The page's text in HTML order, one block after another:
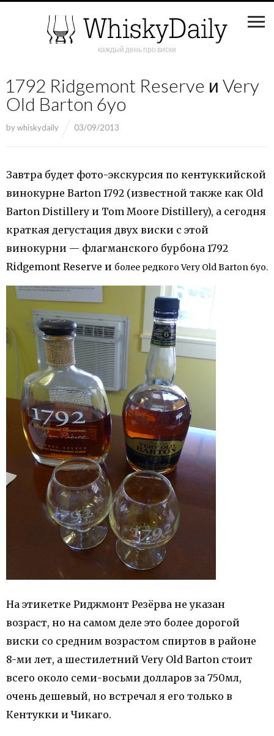
каждый день про виски
1792 Ridgemont Reserve и Very
Old Barton 6yo
bywhiskydaily 03/09/2013
Завтра будет фото-экскурсия по кентуккийской
винокурне Barton 1792 (известной также как Old
Barton Distillery и Tom Moore Distillery), а сегодня
краткая дегустация двух виски с этой
винокурни — флагманского бурбона 1792
Ridgemont Reserve и более редкого Very Old Barton 6yo.
На этикетке Риджмонт Резёрва не указан
возраст, но на самом деле это более дорогой
виски со средним возрастом спиртов в районе
8-ми лет, а шестилетний Very Old Barton стоит
всего около семи-восьми долларов за 750мл,
очень дешевый, но встречал я его только в
Кентукки и Чикаго.